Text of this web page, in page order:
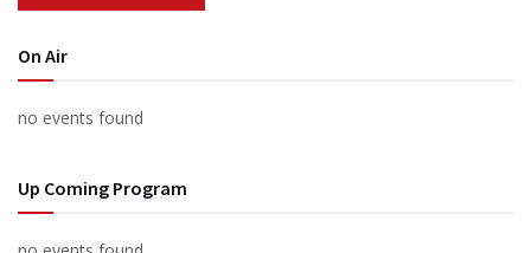
On Air
no events found
Up Coming Program